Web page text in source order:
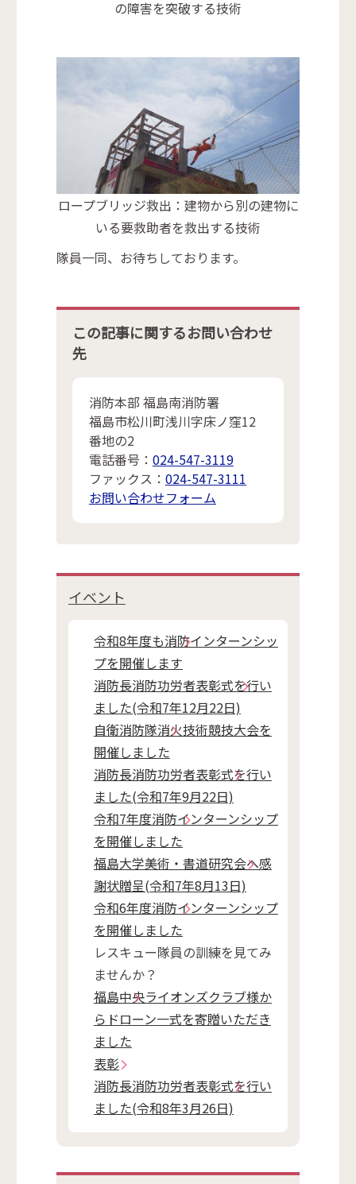
の障害を突破する技術
ロープブリッジ救出：建物から別の建物に
いる要救助者を救出する技術
隊員一同、お待ちしております。
この記事に関するお問い合わせ
先
消防本部 福島南消防署
福島市松川町浅川字床ノ窪12
番地の2
電話番号： 024-547-3119
ファックス： 024-547-3111
お問い合わせフォーム
イベント
令和8年度も消防インターンシッ
プを開催します
消防長消防功労者表彰式を行い
ました(令和7年12月22日)
自衛消防隊消火技術競技大会を
開催しました
消防長消防功労者表彰式を行い
ました(令和7年9月22日)
令和7年度消防インターンシップ
を開催しました
福島大学美術・書道研究会へ感
謝状贈呈(令和7年8月13日)
令和6年度消防インターンシップ
を開催しました
レスキュー隊員の訓練を見てみ
ませんか？
福島中央ライオンズクラブ様か
らドローン一式を寄贈いただき
ました
表彰
消防長消防功労者表彰式を行い
ました(令和8年3月26日)